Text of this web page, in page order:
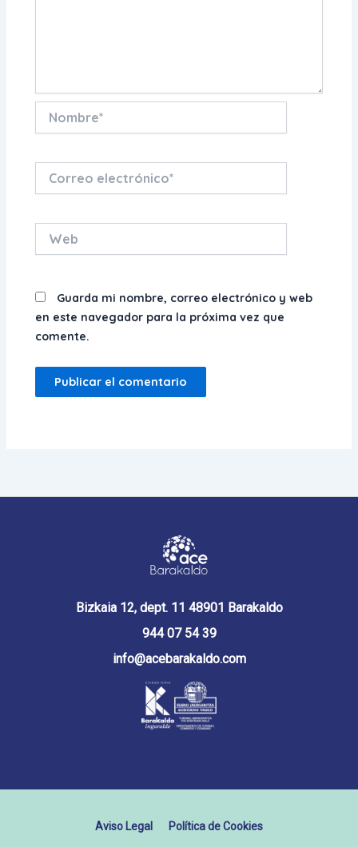
electrónico*
Guarda mi nombre, correo electrónico y web
en este navegador para la próxima vez que
comente.
Bizkaia 12, dept. 11 48901 Barakaldo
944 07 54 39
info@acebarakaldo.com
Aviso Legal Política de Cookies